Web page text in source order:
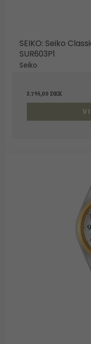
SEIKO: Seiko
SUR603P1
Seiko
3.795,00 DKK